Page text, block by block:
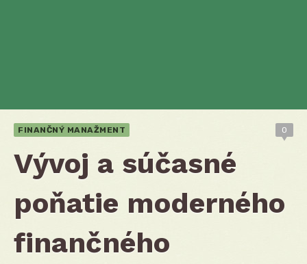
FINANČNÝ MANAŽMENT 0
Vývoj a súčasné
poňatie moderného
finančného